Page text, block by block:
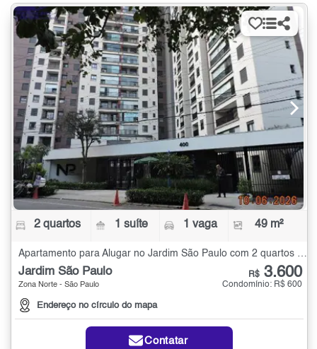
2 quartos 1 suíte 1 vaga 49 m²
Apartamento para Alugar no Jardim São Paulo com 2 quartos - 49 m²
Jardim São Paulo
Zona Norte - São Paulo
Endereço no círculo do mapa
R$ 3.600
Condomínio: R$ 600
Contatar